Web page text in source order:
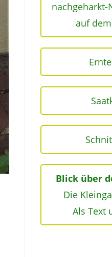
auf
Blick über
Die
Als Text